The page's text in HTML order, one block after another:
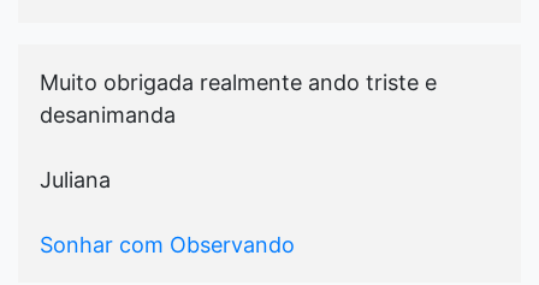
Muito obrigada realmente ando triste e
desanimanda
Juliana
Sonhar com Observando